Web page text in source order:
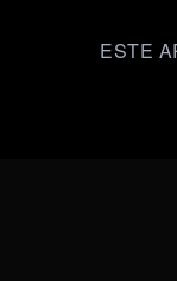
ESTE